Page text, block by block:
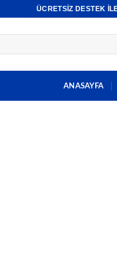
ÜCRETSIZ DESTEK
ANASAYFA